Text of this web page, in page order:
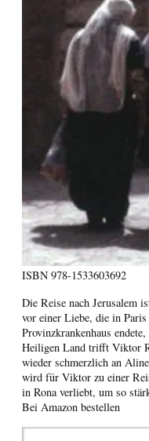
ISBN 978-1533603692
Die Reise nach Jerusalem
vor einer Liebe, die in
Provinzkrankenhaus
Heiligen Land trifft Viktor
wieder schmerzlich an
wird für Viktor zu einer
in Rona verliebt, um so
Bei Amazon bestellen